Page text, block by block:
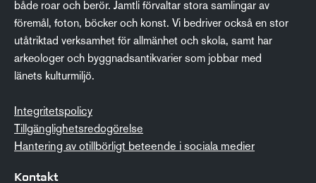
både roar och berör. Jamtli förvaltar stora samlingar av
föremål, foton, böcker och konst. Vi bedriver också en stor
utåtriktad verksamhet för allmänhet och skola, samt har
arkeologer och byggnadsantikvarier som jobbar med
länets kulturmiljö.
Integritetspolicy
Tillgänglighetsredogörelse
Hantering av otillbörligt beteende i sociala medier
Kontakt